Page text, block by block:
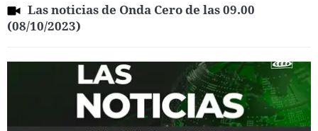
Las noticias de Onda Cero de las 09.00
(08/10/2023)